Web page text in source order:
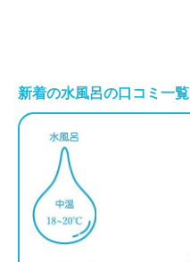
新着の水風呂の口コミ一覧